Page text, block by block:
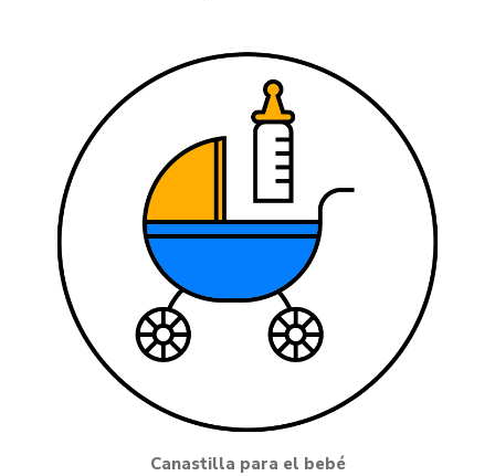
Canastilla para el bebé